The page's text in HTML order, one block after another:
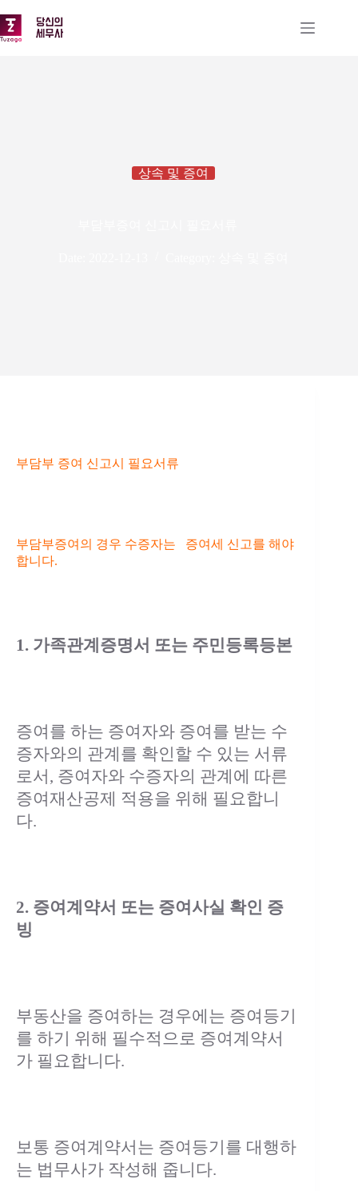
문
으
상속 및 증여
부담부 증여 신고시 필요서류
부담부증여의 경우 수증자는 증여세 신고를 해야
합니다.
1. 가족관계증명서 또는 주민등록등본
증여를 하는 증여자와 증여를 받는 수
증자와의 관계를 확인할 수 있는 서류
로서, 증여자와 수증자의 관계에 따른
증여재산공제 적용을 위해 필요합니
다.
2. 증여계약서 또는 증여사실 확인 증
빙
부동산을 증여하는 경우에는 증여등기
를 하기 위해 필수적으로 증여계약서
가 필요합니다.
보통 증여계약서는 증여등기를 대행하
는 법무사가 작성해 줍니다.